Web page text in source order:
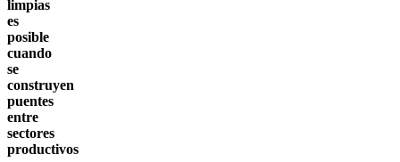
limpias
es
posible
cuando
se
construyen
puentes
entre
sectores
productivos